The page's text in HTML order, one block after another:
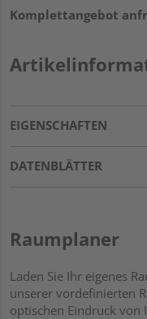
Komplettangebot
EIGENSCHAFTEN
DATENBLÄTTER
Raumplaner
Laden Sie Ihr eigenes
unserer vordefinierten
optischen Eindruck von